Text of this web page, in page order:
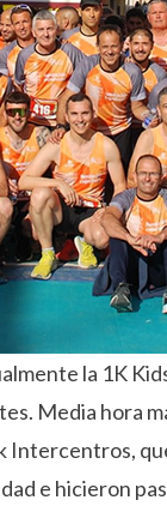
la 1K
Media hora
Intercentros,
e hicieron